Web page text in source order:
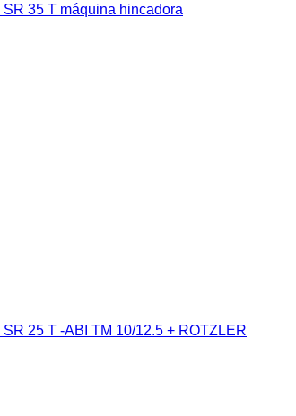
35 T máquina hincadora
25 T -ABI TM 10/12.5 + ROTZLER